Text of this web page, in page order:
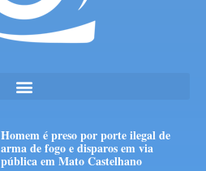
Homem é preso por porte ilegal de
arma de fogo e disparos em via
pública em Mato Castelhano